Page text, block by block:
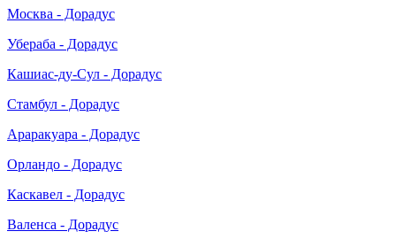
Москва - Дорадус
Убераба - Дорадус
Кашиас-ду-Сул - Дорадус
Стамбул - Дорадус
Араракуара - Дорадус
Орландо - Дорадус
Каскавел - Дорадус
Валенса - Дорадус